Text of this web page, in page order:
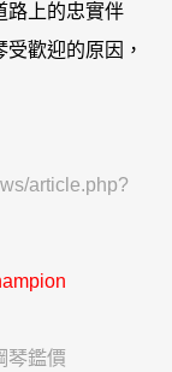
路上的忠實伴
歡迎的原因，
article.php?
琴鑑價